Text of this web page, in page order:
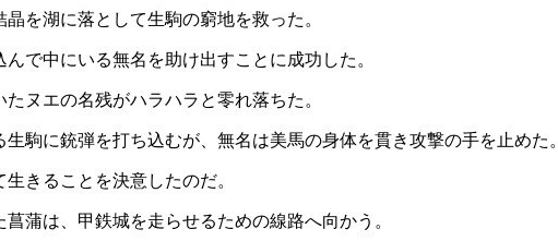
を湖に落として生駒の窮地を救った。
んで中にいる無名を助け出すことに成功した。
ヌエの名残がハラハラと零れ落ちた。
駒に銃弾を打ち込むが、無名は美馬の身体を貫き攻撃の手を止めた。
きることを決意したのだ。
蒲は、甲鉄城を走らせるための線路へ向かう。